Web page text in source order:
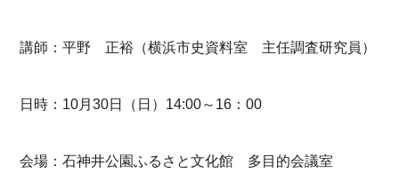
講師：平野 正裕（横浜市史資料室 主任調査研究員）
日時：10月30日（日）14:00～16：00
会場：石神井公園ふるさと文化館 多目的会議室